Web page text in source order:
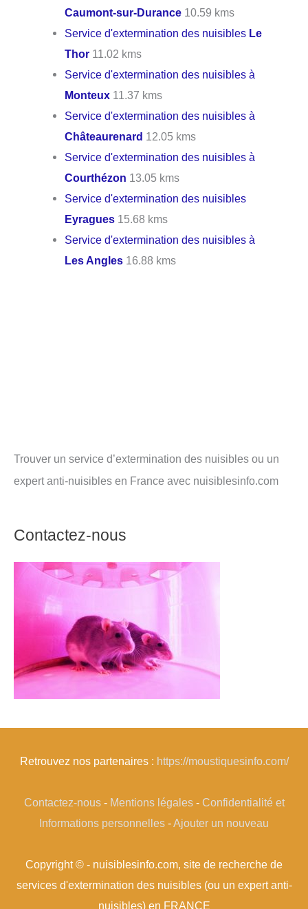
Caumont-sur-Durance 10.59 kms
Service d'extermination des nuisibles Le
Thor 11.02 kms
Service d'extermination des nuisibles à
Monteux 11.37 kms
Service d'extermination des nuisibles à
Châteaurenard 12.05 kms
Service d'extermination des nuisibles à
Courthézon 13.05 kms
Service d'extermination des nuisibles
Eyragues 15.68 kms
Service d'extermination des nuisibles à
Les Angles 16.88 kms
Trouver un service d’extermination des nuisibles ou un
expert anti-nuisibles en France avec nuisiblesinfo.com
Contactez-nous
Retrouvez nos partenaires : https://moustiquesinfo.com/
Contactez-nous- Mentions légales- Confidentialité et
Informations personnelles -Ajouter un nouveau
Copyright © - nuisiblesinfo.com, site de recherche de
services d'extermination des nuisibles (ou un expert anti-
nuisibles) en FRANCE